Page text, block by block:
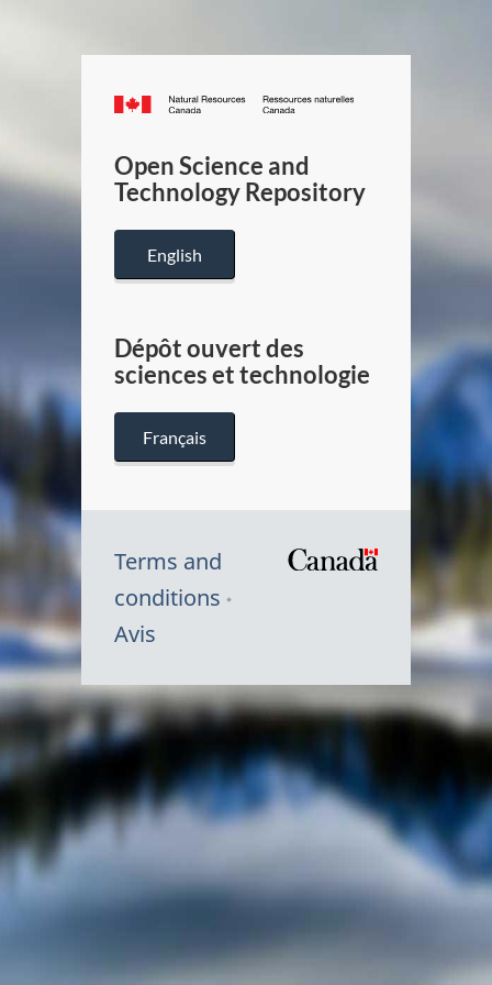
Canada.ca
/
Canada
Open Science and
Technology Repository
English
Dépôt ouvert des
sciences et technologie
Français
Terms and
conditions
Avis
Symbole
du
Canada